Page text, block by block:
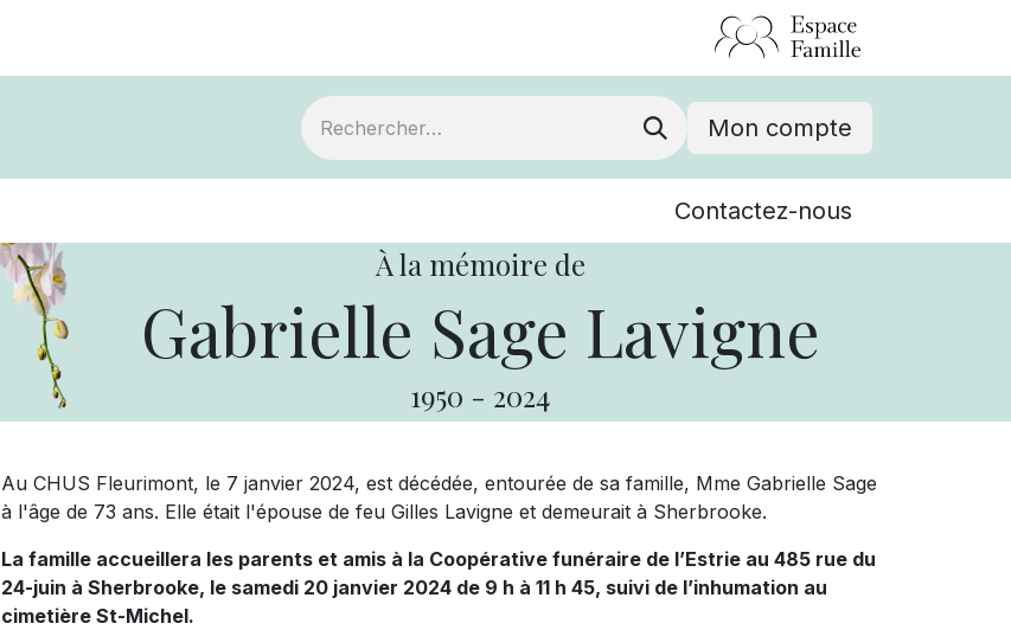
Mon compte
Événements
Contactez-nous
À la mémoire de
Gabrielle Sage Lavigne
1950 - 2024
Au CHUS Fleurimont, le 7 janvier 2024, est décédée, entourée de sa famille, Mme Gabrielle Sage
à l'âge de 73 ans. Elle était l'épouse de feu Gilles Lavigne et demeurait à Sherbrooke.
La famille accueillera les parents et amis à la Coopérative funéraire de l’Estrie au 485 rue du
24-juin à Sherbrooke, le samedi 20 janvier 2024 de 9 h à 11 h 45, suivi de l’inhumation au
cimetière St-Michel.